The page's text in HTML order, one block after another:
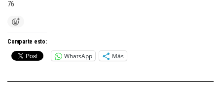
76
Comparte esto:
WhatsApp Más